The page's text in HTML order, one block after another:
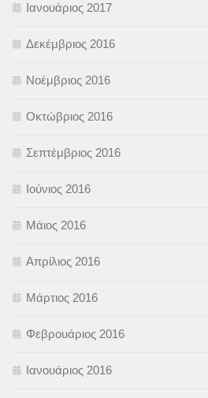
Ιανουάριος 2017
Δεκέμβριος 2016
Νοέμβριος 2016
Οκτώβριος 2016
Σεπτέμβριος 2016
Ιούνιος 2016
Μάιος 2016
Απρίλιος 2016
Μάρτιος 2016
Φεβρουάριος 2016
Ιανουάριος 2016